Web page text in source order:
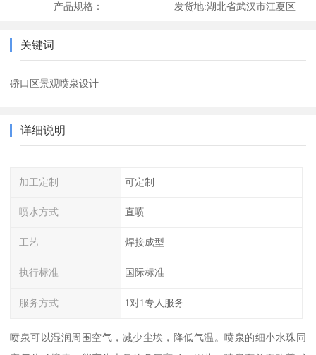
产品规格： 发货地:湖北省武汉市江夏区
关键词
硚口区景观喷泉设计
详细说明
加工定制 可定制
喷水方式 直喷
工艺 焊接成型
执行标准 国际标准
服务方式 1对1专人服务
喷泉可以湿润周围空气，减少尘埃，降低气温。喷泉的细小水珠同